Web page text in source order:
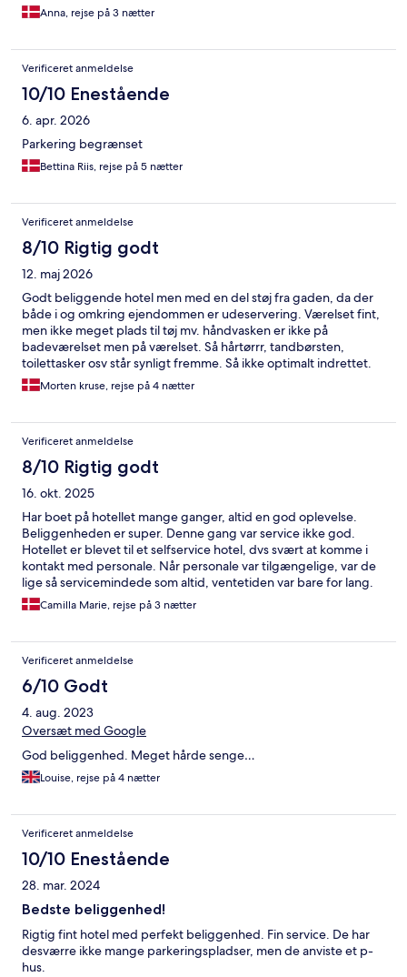
Anna, rejse på 3 nætter
Verificeret anmeldelse
10/10 Enestående
6. apr. 2026
Parkering begrænset
Bettina Riis, rejse på 5 nætter
Verificeret anmeldelse
8/10 Rigtig godt
12. maj 2026
Godt beliggende hotel men med en del støj fra gaden, da der
både i og omkring ejendommen er udeservering. Værelset fint,
men ikke meget plads til tøj mv. håndvasken er ikke på
badeværelset men på værelset. Så hårtørrr, tandbørsten,
toilettasker osv står synligt fremme. Så ikke optimalt indrettet.
Men rigtig god madras.
Morten kruse, rejse på 4 nætter
Verificeret anmeldelse
8/10 Rigtig godt
16. okt. 2025
Har boet på hotellet mange ganger, altid en god oplevelse.
Beliggenheden er super. Denne gang var service ikke god.
Hotellet er blevet til et selfservice hotel, dvs svært at komme i
kontakt med personale. Når personale var tilgængelige, var de
lige så servicemindede som altid, ventetiden var bare for lang.
Camilla Marie, rejse på 3 nætter
Verificeret anmeldelse
6/10 Godt
4. aug. 2023
Oversæt med Google
God beliggenhed. Meget hårde senge…
Louise, rejse på 4 nætter
Verificeret anmeldelse
10/10 Enestående
28. mar. 2024
Bedste beliggenhed!
Rigtig fint hotel med perfekt beliggenhed. Fin service. De har
desværre ikke mange parkeringspladser, men de anviste et p-
hus.